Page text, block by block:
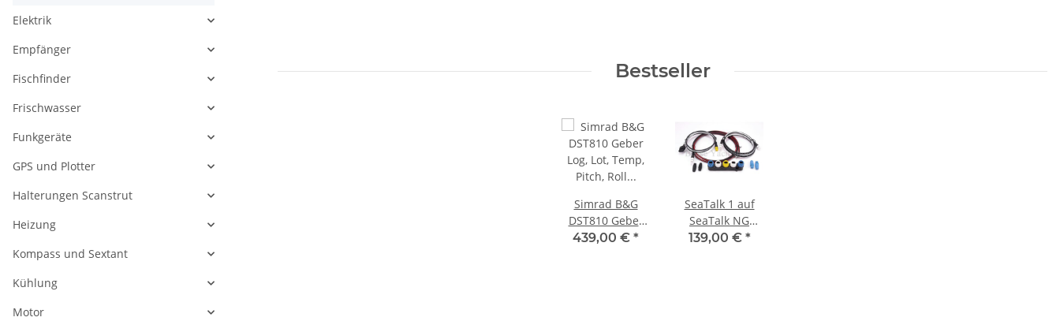
Bestseller
Simrad B&G
DST810 Geber
Log, Lot, Temp,
439,00 € *
SeaTalk 1 auf
SeaTalk NG
Adapter Set
139,00 € *
Elektrik
Empfänger
Fischfinder
Frischwasser
Funkgeräte
GPS und Plotter
Halterungen Scanstrut
Heizung
Kompass und Sextant
Kühlung
Motor